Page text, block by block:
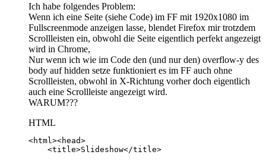
Ich habe folgendes Problem:
Wenn ich eine Seite (siehe Code) im FF mit 1920x1080 im
Fullscreenmode anzeigen lasse, blendet Firefox mir trotzdem
Scrollleisten ein, obwohl die Seite eigentlich perfekt angezeigt
wird in Chrome,
Nur wenn ich wie im Code den (und nur den) overflow-y des
body auf hidden setze funktioniert es im FF auch ohne
Scrollleisten, obwohl in X-Richtung vorher doch eigentlich
auch eine Scrollleiste angezeigt wird.
WARUM???
HTML